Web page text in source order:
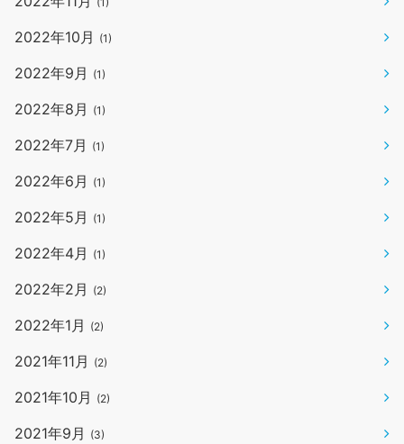
2022年10月 (1)
2022年9月 (1)
2022年8月 (1)
2022年7月 (1)
2022年6月 (1)
2022年5月 (1)
2022年4月 (1)
2022年2月 (2)
2022年1月 (2)
2021年11月 (2)
2021年10月 (2)
2021年9月 (3)